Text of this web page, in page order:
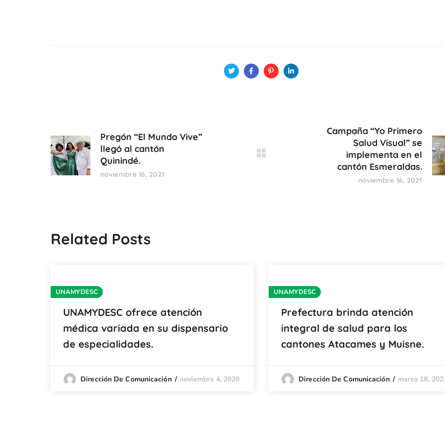
Pregón “El Mundo Vive”
llegó al cantón
Quinindé.
noviembre 16, 2021
Campaña “Yo Primero
Salud Visual” se
implementa en el
cantón Esmeraldas.
noviembre 16, 2021
Related Posts
UNAMYDESC
UNAMYDESC ofrece atención
médica variada en su dispensario
de especialidades.
Dirección De Comunicación noviembre 4, 2020
UNAMYDESC
Prefectura brinda atención
integral de salud para los
cantones Atacames y Muisne.
Dirección De Comunicación marzo 18,